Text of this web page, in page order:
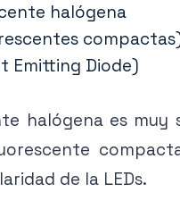
halógena
Emitting Diode)
halógena es
de la LEDs.